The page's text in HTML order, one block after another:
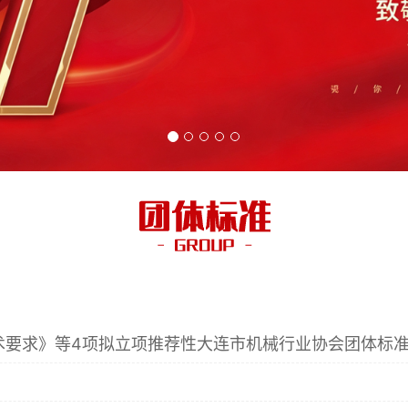
求》等4项拟立项推荐性大连市机械行业协会团体标